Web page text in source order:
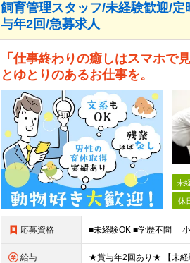
飼育管理スタッフ/未経験歓迎/
与年2回/急募求人
「仕事終わりの癒しはスマホ
とゆとりのあるお仕事を。
未
休
応募資格
給与